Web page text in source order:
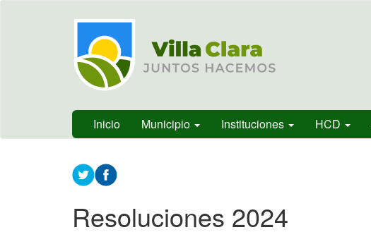
Municipalidad
de Villa
Clara, Entre
Ríos,
Argentina
Inicio Municipio Instituciones HCD
Contenido
principal
Resoluciones 2024